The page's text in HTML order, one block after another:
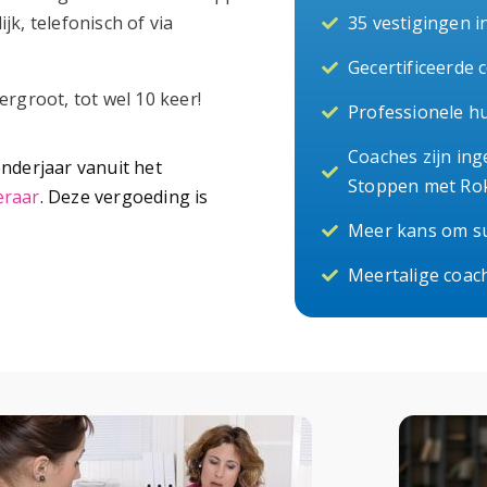
telefonisch of via
tot wel 10 keer!
vanuit het
. Deze vergoeding is
35 vestigingen
Gecertificeerde
Professionele
Coaches zijn
Stoppen met
Meer kans om
Meertalige